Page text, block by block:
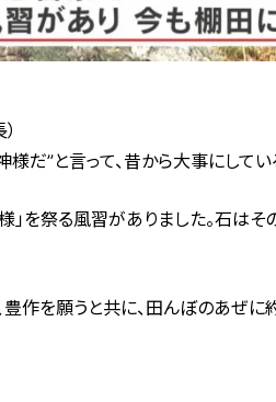
だ”と言って、昔から大事にしてい
を祭る風習がありました。石はそ
豊作を願うと共に、田んぼのあぜに